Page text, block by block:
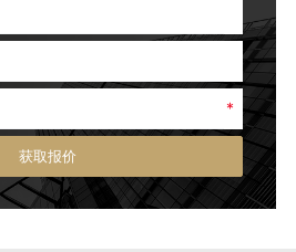
获取报价